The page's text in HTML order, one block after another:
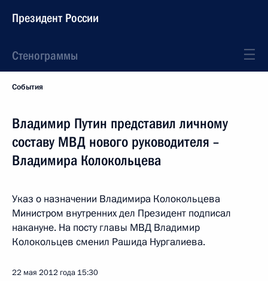
Президент России
Стенограммы
События
Владимир Путин представил личному
составу МВД нового руководителя –
Владимира Колокольцева
Указ о назначении Владимира Колокольцева
Министром внутренних дел Президент подписал
накануне. На посту главы МВД Владимир
Колокольцев сменил Рашида Нургалиева.
22 мая 2012 года 15:30